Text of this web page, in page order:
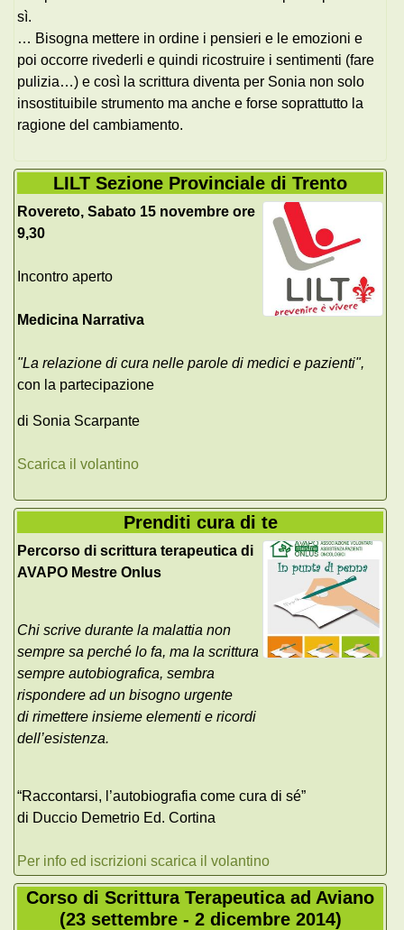
sì.
… Bisogna mettere in ordine i pensieri e le emozioni e
poi occorre rivederli e quindi ricostruire i sentimenti (fare
pulizia…) e così la scrittura diventa per Sonia non solo
insostituibile strumento ma anche e forse soprattutto la
ragione del cambiamento.
LILT Sezione Provinciale di Trento
Rovereto, Sabato 15 novembre ore
9,30
Incontro aperto
Medicina Narrativa
"La relazione di cura nelle parole di medici e pazienti",
con la partecipazione
di Sonia Scarpante
Scarica il volantino
Prenditi cura di te
Percorso di scrittura terapeutica di
AVAPO Mestre Onlus
Chi scrive durante la malattia non
sempre sa perché lo fa, ma la scrittura
sempre autobiografica, sembra
rispondere ad un bisogno urgente
di rimettere insieme elementi e ricordi
dell’esistenza.
“Raccontarsi, l’autobiografia come cura di sé”
di Duccio Demetrio Ed. Cortina
Per info ed iscrizioni scarica il volantino
Corso di Scrittura Terapeutica ad Aviano
(23 settembre - 2 dicembre 2014)